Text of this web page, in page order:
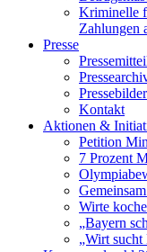
Kriminelle
Zahlungen
Presse
Pressebilder
Kontakt
Aktionen &
Petition
7 Prozent
Wirte
„Bayern
„Wirt sucht